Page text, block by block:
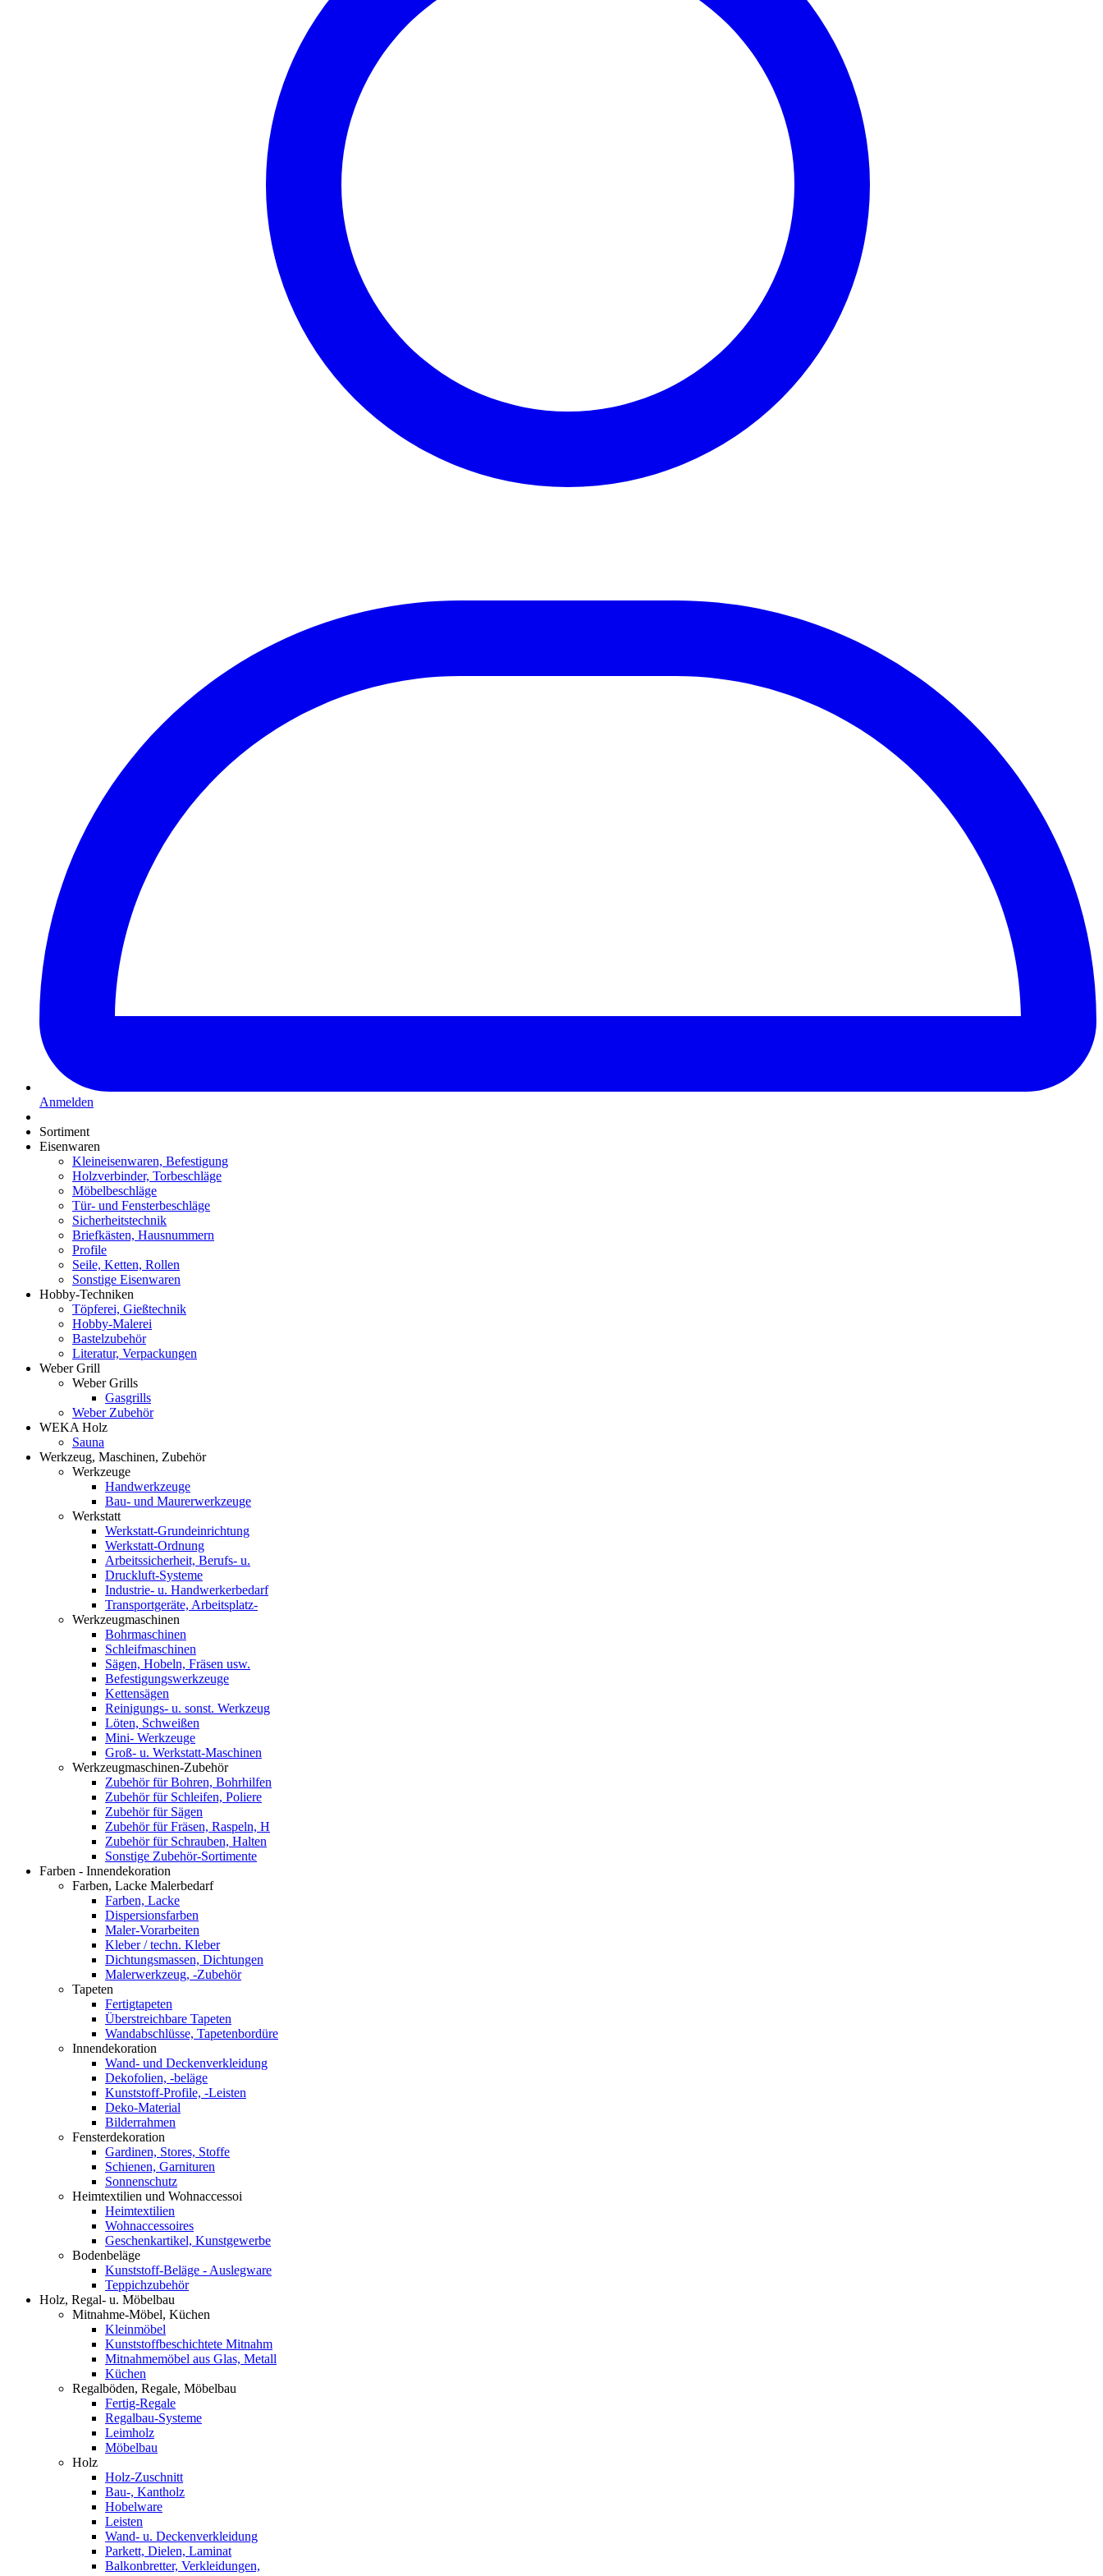
Anmelden
Sortiment
Eisenwaren
Kleineisenwaren, Befestigung
Holzverbinder, Torbeschläge
Möbelbeschläge
Tür- und Fensterbeschläge
Sicherheitstechnik
Briefkästen, Hausnummern
Profile
Seile, Ketten, Rollen
Sonstige Eisenwaren
Hobby-Techniken
Töpferei, Gießtechnik
Hobby-Malerei
Bastelzubehör
Literatur, Verpackungen
Weber Grill
Weber Grills
Gasgrills
Weber Zubehör
WEKA Holz
Sauna
Werkzeug, Maschinen, Zubehör
Werkzeuge
Handwerkzeuge
Bau- und Maurerwerkzeuge
Werkstatt
Werkstatt-Grundeinrichtung
Werkstatt-Ordnung
Arbeitssicherheit, Berufs- u.
Druckluft-Systeme
Industrie- u. Handwerkerbedarf
Transportgeräte, Arbeitsplatz-
Werkzeugmaschinen
Bohrmaschinen
Schleifmaschinen
Sägen, Hobeln, Fräsen usw.
Befestigungswerkzeuge
Kettensägen
Reinigungs- u. sonst. Werkzeug
Löten, Schweißen
Mini- Werkzeuge
Groß- u. Werkstatt-Maschinen
Werkzeugmaschinen-Zubehör
Zubehör für Bohren, Bohrhilfen
Zubehör für Schleifen, Poliere
Zubehör für Sägen
Zubehör für Fräsen, Raspeln, H
Zubehör für Schrauben, Halten
Sonstige Zubehör-Sortimente
Farben - Innendekoration
Farben, Lacke Malerbedarf
Farben, Lacke
Dispersionsfarben
Maler-Vorarbeiten
Kleber / techn. Kleber
Dichtungsmassen, Dichtungen
Malerwerkzeug, -Zubehör
Tapeten
Fertigtapeten
Überstreichbare Tapeten
Wandabschlüsse, Tapetenbordüre
Innendekoration
Wand- und Deckenverkleidung
Dekofolien, -beläge
Kunststoff-Profile, -Leisten
Deko-Material
Bilderrahmen
Fensterdekoration
Gardinen, Stores, Stoffe
Schienen, Garnituren
Sonnenschutz
Heimtextilien und Wohnaccessoi
Heimtextilien
Wohnaccessoires
Geschenkartikel, Kunstgewerbe
Bodenbeläge
Kunststoff-Beläge - Auslegware
Teppichzubehör
Holz, Regal- u. Möbelbau
Mitnahme-Möbel, Küchen
Kleinmöbel
Kunststoffbeschichtete Mitnahm
Mitnahmemöbel aus Glas, Metall
Küchen
Regalböden, Regale, Möbelbau
Fertig-Regale
Regalbau-Systeme
Leimholz
Möbelbau
Holz
Holz-Zuschnitt
Bau-, Kantholz
Hobelware
Leisten
Wand- u. Deckenverkleidung
Parkett, Dielen, Laminat
Balkonbretter, Verkleidungen,